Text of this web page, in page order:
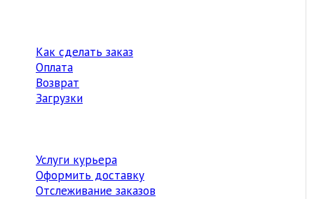
Как сделать заказ
Оплата
Возврат
Загрузки
Услуги курьера
Оформить доставку
Отслеживание заказов